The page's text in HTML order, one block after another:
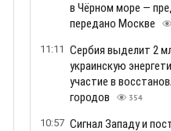
в Чёрном море —
передано Москве
11:11 Сербия выделит 2
украинскую
участие в
городов
354
10:57 Сигнал Западу и